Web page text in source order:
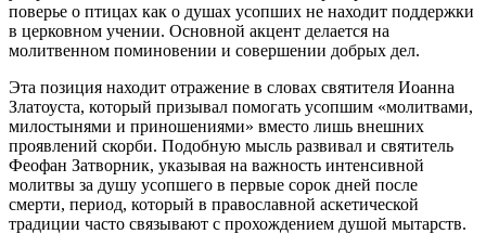
поверье о птицах как о душах усопших не находит поддержки
в церковном учении. Основной акцент делается на
молитвенном поминовении и совершении добрых дел.
Эта позиция находит отражение в словах святителя Иоанна
Златоуста, который призывал помогать усопшим «молитвами,
милостынями и приношениями» вместо лишь внешних
проявлений скорби. Подобную мысль развивал и святитель
Феофан Затворник, указывая на важность интенсивной
молитвы за душу усопшего в первые сорок дней после
смерти, период, который в православной аскетической
традиции часто связывают с прохождением душой мытарств.